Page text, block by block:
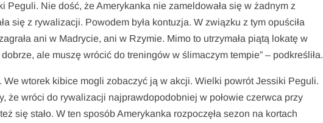
Peguli. Nie dość, że Amerykanka nie zameldowała się w żadnym z
się z rywalizacji. Powodem była kontuzja. W związku z tym opuściła
ani w Madrycie, ani w Rzymie. Mimo to utrzymała piątą lokatę w
ale muszę wrócić do treningów w ślimaczym tempie” – podkreśliła.
We wtorek kibice mogli zobaczyć ją w akcji. Wielki powrót Jessiki Peguli.
że wróci do rywalizacji najprawdopodobniej w połowie czerwca przy
się stało. W ten sposób Amerykanka rozpoczęła sezon na kortach